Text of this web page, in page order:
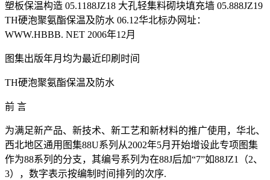
塑板保温构造 05.1188JZ18 大孔轻集料砌块填充墙 05.888JZ19
TH硬泡聚氨酯保温及防水 06.12华北标办网址：
WWW.HBBB. NET 2006年12月
图集出版年月均为最近印刷时间
TH硬泡聚氨酯保温及防水
前 言
为满足新产品、新技术、新工艺和新材料的推广使用，华北、
西北地区通用图集88U系列从2002年5月开始增设此专项图集
作为88系列的分支，其编号系列为在88J后加“7”如88JZ1（2、
3），数字表示按编制时间排列的次序.